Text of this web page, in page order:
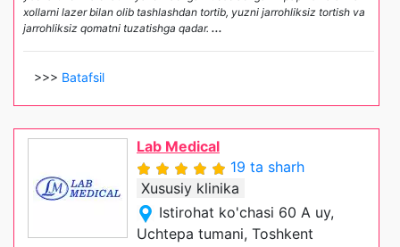
xollarni lazer bilan olib tashlashdan tortib, yuzni jarrohliksiz tortish va
jarrohliksiz qomatni tuzatishga qadar. ...
>>> Batafsil
Lab Medical
19 ta sharh
Xususiy klinika
Istirohat ko'chasi 60 A uy,
Uchtepa tumani, Toshkent